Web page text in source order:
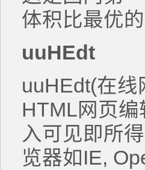
体积比最优
uuHEdt
uuHEdt(在
HTML网页
入可见即所
览器如IE,